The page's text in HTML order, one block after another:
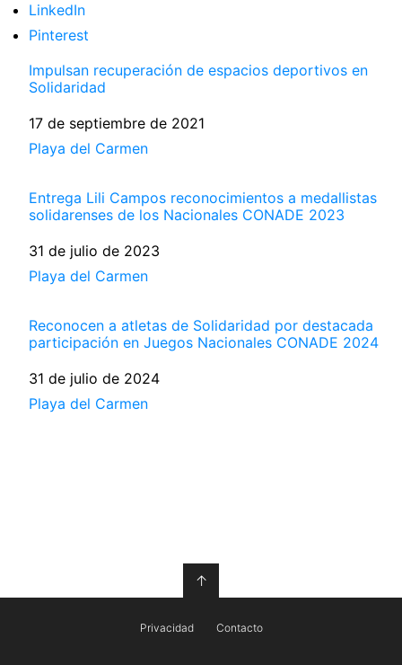
LinkedIn
Pinterest
Impulsan recuperación de espacios deportivos en
Solidaridad
Fecha
17 de septiembre de 2021
Respecto a
Playa del Carmen
Entrega Lili Campos reconocimientos a medallistas
solidarenses de los Nacionales CONADE 2023
Fecha
31 de julio de 2023
Respecto a
Playa del Carmen
Reconocen a atletas de Solidaridad por destacada
participación en Juegos Nacionales CONADE 2024
Fecha
31 de julio de 2024
Respecto a
Playa del Carmen
↑
Privacidad Contacto